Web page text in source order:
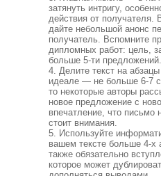
затянуть интригу,
действия от
дайте небольшой анонс
получатель. Вспомните
дипломных работ: цель,
больше 5-ти предложений.
Делите текст на
идеале — не больше 6-7
то некоторые авторы
новое предложение с
впечатление, что письмо
стоит внимания.
Используйте
вашем тексте больше 4-х
также обязательно
которое может